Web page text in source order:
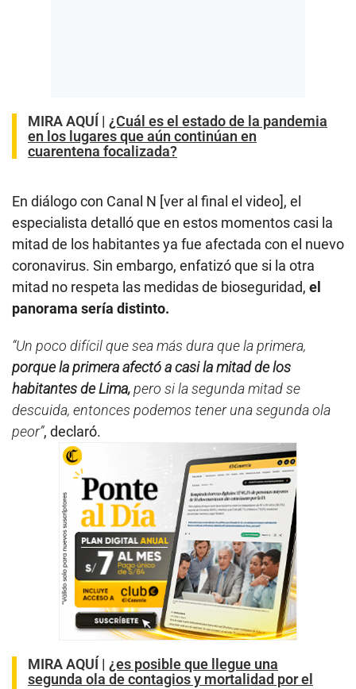
MIRA AQUÍ | ¿Cuál es el estado de la pandemia
en los lugares que aún continúan en
cuarentena focalizada?
En diálogo con Canal N [ver al final el video], el
especialista detalló que en estos momentos casi la
mitad de los habitantes ya fue afectada con el nuevo
coronavirus. Sin embargo, enfatizó que si la otra
mitad no respeta las medidas de bioseguridad, el
panorama sería distinto.
“Un poco difícil que sea más dura que la primera,
porque la primera afectó a casi la mitad de los
habitantes de Lima,pero si la segunda mitad se
descuida, entonces podemos tener una segunda ola
peor”, declaró.
MIRA AQUÍ | ¿es posible que llegue una
segunda ola de contagios y mortalidad por el